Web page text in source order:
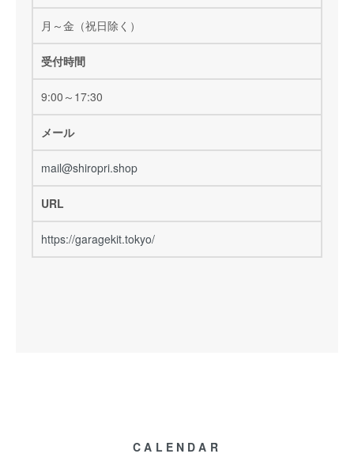
月～金（祝日除く）
受付時間
9:00～17:30
メール
mail@shiropri.shop
URL
https://garagekit.tokyo/
CALENDAR